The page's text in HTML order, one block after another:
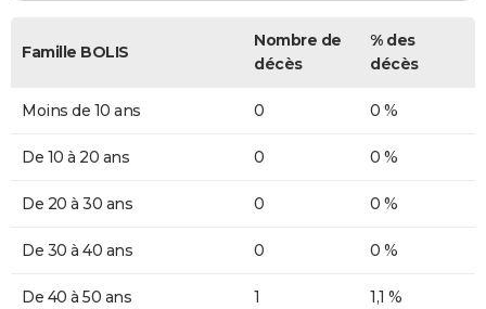
Famille BOLIS
Nombre de
décès
% des
décès
Moins de 10 ans 0 0 %
De 10 à 20 ans 0 0 %
De 20 à 30 ans 0 0 %
De 30 à 40 ans 0 0 %
De 40 à 50 ans 1 1,1 %